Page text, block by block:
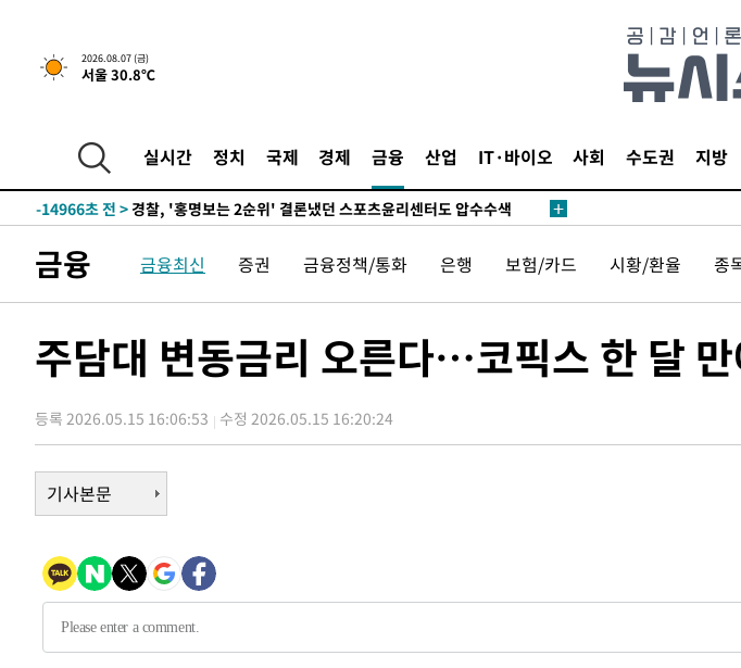
2026.08.07 (금)
서울 30.8℃
실시간 정치 국제 경제 금융 산업 IT·바이오 사회 수도권 지방
5시간 전 >내일까지 39도 '펄펄'…기상청 "태풍 지나며 폭염 잠시 꺾인다"
-17488초 전 >
-16281초 전 >
축구협회, 15년 전 심판 성 접대 파문에 "현재는 내부 지침 준수"
-14966초 전 >경찰, '홍명보는 2순위' 결론냈던 스포츠윤리센터도 압수수색
-310초 전 >
日방위성, 北이 동해로 쏜 발사체는 탄도미사일 가능성
40분 전 >'낮 최고 39도' 불볕더위…한밤 열대야도 계속[내일날씨]
47분 전 >"韓 외환시장 개입 관측 배경엔 美의 대한국 무역적자 있어"
50분 전 >'월드컵 탈락 후폭풍' 축구협회…초유의 압수수색에 '충격·당황'
52분 전 >서울 낮 37.9도, 올여름 최고치 경신…영등포 순간 '40도'
1시간 전 >[속보]종합특검, 대검 추가 압수수색…내란 중요임무종사 혐의
2시간 전 >[속보]코스피, 301.88포인트(4.58%) 내린 6296.38 마감
2시간 전 >[속보]원·달러 환율, 0.7원 내린 1423.8원 마감
2시간 전 >"여기 떨어졌다"…다누리, 스페이스X 로켓 달 충돌 흔적 포착
3시간 전 >손흥민, 5경기 연속골 실패…LAFC는 승부차기 끝 과달라하라 격파
금융 금융최신 증권 금융정책/통화 은행 보험/카드 시황/환율 종
주담대 변동금리 오른다…코픽스 한 달
등록 2026.05.15 16:06:53 수정 2026.05.15 16:20:24
기사본문